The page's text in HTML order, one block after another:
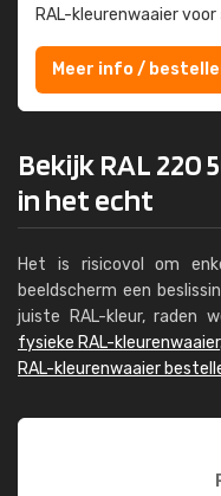
RAL-kleuren­waaier voor
Meer info /
Bekijk RAL 220
in het echt
Het is risicovol om
beeldscherm een
juiste RAL-kleur, raden
fysieke RAL-kleurenwaaier
RAL-kleurenwaaier